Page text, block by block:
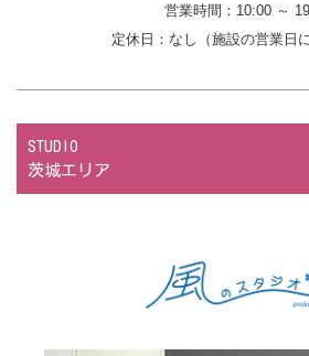
営業時間：10:00 ～
定休日：なし（施設の営業日
STUDIO
茨城エリア